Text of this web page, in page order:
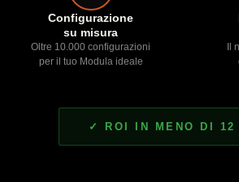
Configurazione
su misura
Oltre 10.000 configurazioni
per il tuo Modula ideale
Il
✓ ROI IN MENO DI 12